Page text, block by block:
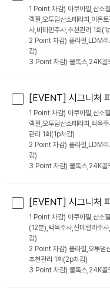
1 Point 차감) 아쿠아필,산소
랙필,오투덤산소테라피,이온
사,비타민주사,추천관리 1회
2 Point 차감) 플라필,LDM
감)
3 Point 차감) 물톡스,24K골
[EVENT] 시그니처
1 Point 차감) 아쿠아필,산소
랙필,오투덤산소테라피,백옥
관리 1회(1p차감)
2 Point 차감) 플라필,LDM
감)
3 Point 차감) 물톡스,24K골
[EVENT] 시그니처
1 Point 차감) 아쿠아필,산소
(12분),백옥주사,신데렐라주
감)
2 Point 차감) 플라필,오투덤
추천관리 1회(2p차감)
3 Point 차감) 물톡스,24K골